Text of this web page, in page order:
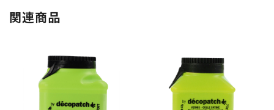
関連商品